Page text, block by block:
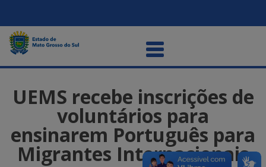
UEMS recebe inscrições de
voluntários para
ensinarem Português para
Migrantes Internacionais